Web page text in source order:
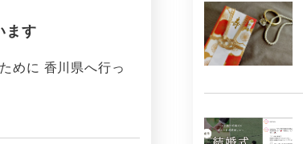
ます
めに 香川県へ行っ